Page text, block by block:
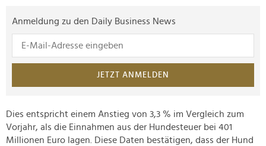
Anmeldung zu den Daily Business News
JETZT ANMELDEN
Dies entspricht einem Anstieg von 3,3 % im Vergleich zum
Vorjahr, als die Einnahmen aus der Hundesteuer bei 401
Millionen Euro lagen. Diese Daten bestätigen, dass der Hund